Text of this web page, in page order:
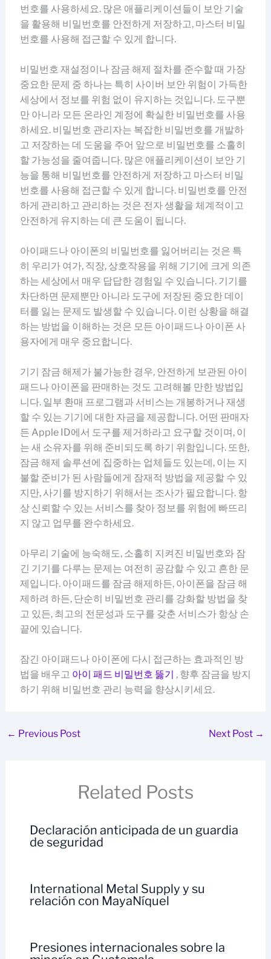
번호를 사용하세요. 많은 애플리케이션들이 보안 기술
을 활용해 비밀번호를 안전하게 저장하고, 마스터 비밀
번호를 사용해 접근할 수 있게 합니다.
비밀번호 재설정이나 잠금 해제 절차를 준수할 때 가장
중요한 문제 중 하나는 특히 사이버 보안 위험이 가득한
세상에서 정보를 위험 없이 유지하는 것입니다. 도구뿐
만 아니라 모든 온라인 계정에 확실한 비밀번호를 사용
하세요. 비밀번호 관리자는 복잡한 비밀번호를 개발하
고 저장하는 데 도움을 주어 앞으로 비밀번호를 소홀히
할 가능성을 줄여줍니다. 많은 애플리케이션이 보안 기
능을 통해 비밀번호를 안전하게 저장하고 마스터 비밀
번호를 사용해 접근할 수 있게 합니다. 비밀번호를 안전
하게 관리하고 관리하는 것은 전자 생활을 체계적이고
안전하게 유지하는 데 큰 도움이 됩니다.
아이패드나 아이폰의 비밀번호를 잃어버리는 것은 특
히 우리가 여가, 직장, 상호작용을 위해 기기에 크게 의존
하는 세상에서 매우 답답한 경험일 수 있습니다. 기기를
차단하면 문제뿐만 아니라 도구에 저장된 중요한 데이
터를 잃는 문제도 발생할 수 있습니다. 이런 상황을 해결
하는 방법을 이해하는 것은 모든 아이패드나 아이폰 사
용자에게 매우 중요합니다.
기기 잠금 해제가 불가능한 경우, 안전하게 보관된 아이
패드나 아이폰을 판매하는 것도 고려해볼 만한 방법입
니다. 일부 환매 프로그램과 서비스는 개봉하거나 재생
할 수 있는 기기에 대한 자금을 제공합니다. 어떤 판매자
든 Apple ID에서 도구를 제거하라고 요구할 것이며, 이
는 새 소유자를 위해 준비되도록 하기 위함입니다. 또한,
잠금 해제 솔루션에 집중하는 업체들도 있는데, 이는 지
불할 준비가 된 사람들에게 잠재적 방법을 제공할 수 있
지만, 사기를 방지하기 위해서는 조사가 필요합니다. 항
상 신뢰할 수 있는 서비스를 찾아 정보를 위험에 빠뜨리
지 않고 업무를 완수하세요.
아무리 기술에 능숙해도, 소홀히 지켜진 비밀번호와 잠
긴 기기를 다루는 문제는 여전히 공감할 수 있고 흔한 문
제입니다. 아이패드를 잠금 해제하든, 아이폰을 잠금 해
제하려 하든, 단순히 비밀번호 관리를 강화할 방법을 찾
고 있든, 최고의 전문성과 도구를 갖춘 서비스가 항상 손
끝에 있습니다.
잠긴 아이패드나 아이폰에 다시 접근하는 효과적인 방
법을 배우고 아이 패드 비밀번호 뚫기 , 향후 잠금을 방지
하기 위해 비밀번호 관리 능력을 향상시키세요.
← Previous Post Next Post →
Related Posts
Declaración anticipada de un guardia
de seguridad
International Metal Supply y su
relación con MayaNíquel
Presiones internacionales sobre la